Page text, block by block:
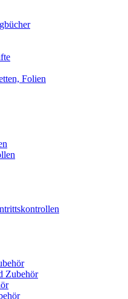
Folien
Zubehör